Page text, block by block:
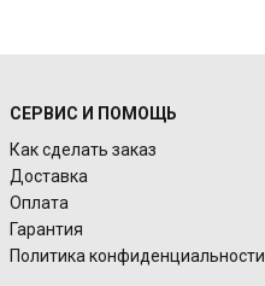
СЕРВИС И ПОМОЩЬ
Как сделать заказ
Доставка
Оплата
Гарантия
Политика конфиденциальности